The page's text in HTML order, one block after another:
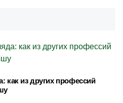
как из других профессий